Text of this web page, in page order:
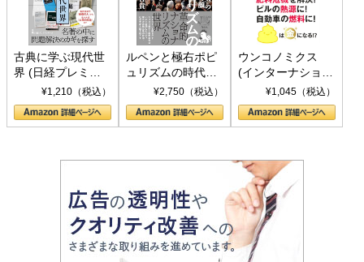
古典に学ぶ現代世
界 (日経プレミア
シリーズ)¥1,210（税込）
ルペンと極右ポピ
ュリズムの時代：
〈ヤヌス〉の二つ
の顔
¥2,750（税込）
ウンコノミクス
(インターナショナ
ル新書)¥1,045（税込）